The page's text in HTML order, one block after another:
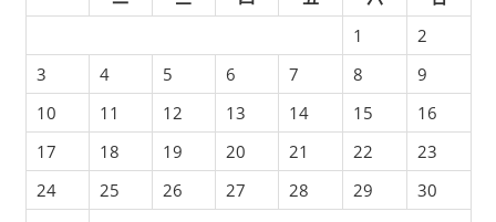
1
2
3
4 5 6 7 8
9
10
11 12 13 14 15
16
17
18 19 20 21 22
23
24
25 26 27 28 29
30